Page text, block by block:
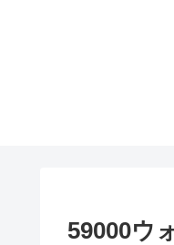
59000ウ